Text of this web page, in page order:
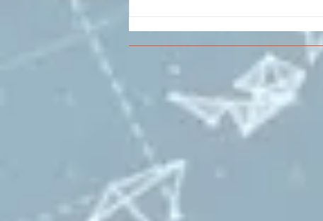
PERCORSO DI
FORMAZIONE SCUOLA
LAVORO DEGLI STUDENTI
DEL “DE PINEDO-
COLONNA”